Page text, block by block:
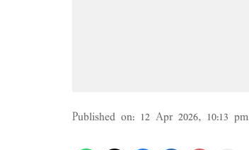
Published on: 12 Apr 2026, 10:13 pm